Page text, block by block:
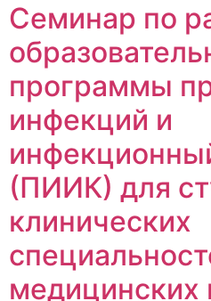
Семинар по
программы
инфекций и
(ПИИК) для
клинических
медицинских